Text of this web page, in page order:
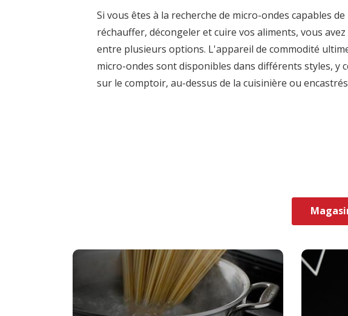
Si vous êtes à la recherche de micro-ondes capables de
réchauffer, décongeler et cuire vos aliments, vous avez
entre plusieurs options. L'appareil de commodité
micro-ondes sont disponibles dans différents styles, y
sur le comptoir, au-dessus de la cuisinière ou